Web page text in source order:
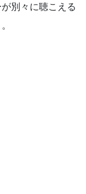
別々に聴こえる